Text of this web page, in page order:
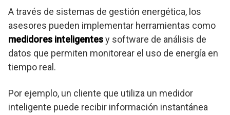
A través de sistemas de gestión energética, los
asesores pueden implementar herramientas como
medidores inteligentesy software de análisis de
datos que permiten monitorear el uso de energía en
tiempo real.
Por ejemplo, un cliente que utiliza un medidor
inteligente puede recibir información instantánea